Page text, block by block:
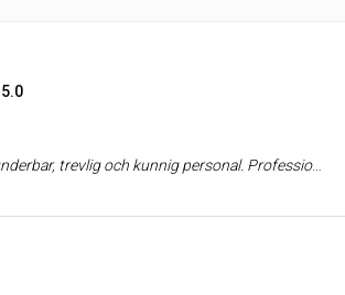
5.0
personal. Professionella och kan ge goda råd. Bärhjälp av tunga torrfoder säckar:) Dom har en till butik i Älvsjö, lika bra service där. Jag har handlat där i flera år och kommer förstås att att fortsätta med det.